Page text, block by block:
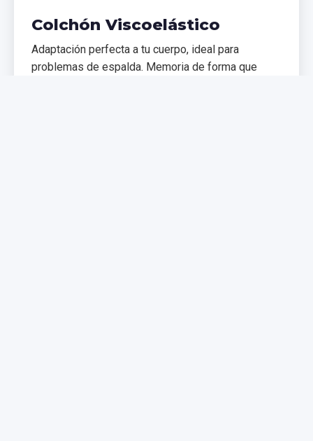
Colchón Viscoelástico
Adaptación perfecta a tu cuerpo, ideal para
problemas de espalda. Memoria de forma que